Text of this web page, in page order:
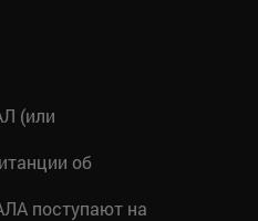
(или
об
поступают на